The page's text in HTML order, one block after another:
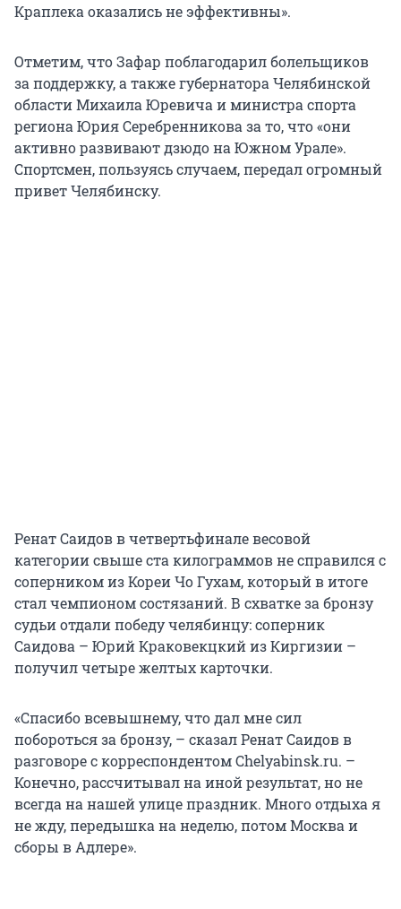
Краплека оказались не эффективны».
Отметим, что Зафар поблагодарил болельщиков
за поддержку, а также губернатора Челябинской
области Михаила Юревича и министра спорта
региона Юрия Серебренникова за то, что «они
активно развивают дзюдо на Южном Урале».
Спортсмен, пользуясь случаем, передал огромный
привет Челябинску.
Ренат Саидов в четвертьфинале весовой
категории свыше ста килограммов не справился с
соперником из Кореи Чо Гухам, который в итоге
стал чемпионом состязаний. В схватке за бронзу
судьи отдали победу челябинцу: соперник
Саидова – Юрий Краковекцкий из Киргизии –
получил четыре желтых карточки.
«Спасибо всевышнему, что дал мне сил
побороться за бронзу, – сказал Ренат Саидов в
разговоре с корреспондентом Chelyabinsk.ru. –
Конечно, рассчитывал на иной результат, но не
всегда на нашей улице праздник. Много отдыха я
не жду, передышка на неделю, потом Москва и
сборы в Адлере».